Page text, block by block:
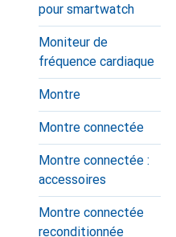
pour smartwatch
Moniteur de
fréquence cardiaque
Montre
Montre connectée
Montre connectée :
accessoires
Montre connectée
reconditionnée